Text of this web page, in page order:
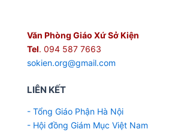
Văn Phòng Giáo Xứ Sở Kiện
Tel. 094 587 7663
sokien.org@gmail.com
LIÊN KẾT
- Tổng Giáo Phận Hà Nội
- Hội đồng Giám Mục Việt Nam